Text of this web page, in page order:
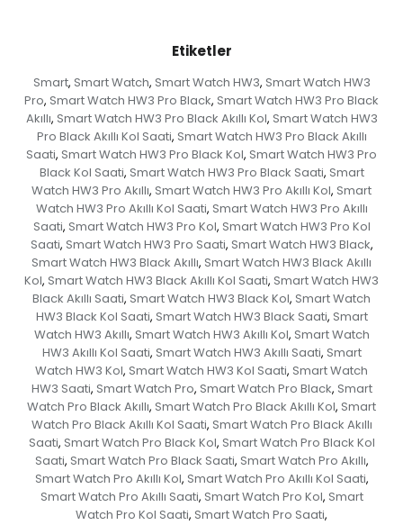
Etiketler
Smart, Smart Watch, Smart Watch HW3, Smart Watch HW3
Pro, Smart Watch HW3 Pro Black, Smart Watch HW3 Pro Black
Akıllı, Smart Watch HW3 Pro Black Akıllı Kol, Smart Watch HW3
Pro Black Akıllı Kol Saati, Smart Watch HW3 Pro Black Akıllı
Saati, Smart Watch HW3 Pro Black Kol, Smart Watch HW3 Pro
Black Kol Saati, Smart Watch HW3 Pro Black Saati, Smart
Watch HW3 Pro Akıllı, Smart Watch HW3 Pro Akıllı Kol, Smart
Watch HW3 Pro Akıllı Kol Saati, Smart Watch HW3 Pro Akıllı
Saati, Smart Watch HW3 Pro Kol, Smart Watch HW3 Pro Kol
Saati, Smart Watch HW3 Pro Saati, Smart Watch HW3 Black,
Smart Watch HW3 Black Akıllı, Smart Watch HW3 Black Akıllı
Kol, Smart Watch HW3 Black Akıllı Kol Saati, Smart Watch HW3
Black Akıllı Saati, Smart Watch HW3 Black Kol, Smart Watch
HW3 Black Kol Saati, Smart Watch HW3 Black Saati, Smart
Watch HW3 Akıllı, Smart Watch HW3 Akıllı Kol, Smart Watch
HW3 Akıllı Kol Saati, Smart Watch HW3 Akıllı Saati, Smart
Watch HW3 Kol, Smart Watch HW3 Kol Saati, Smart Watch
HW3 Saati, Smart Watch Pro, Smart Watch Pro Black, Smart
Watch Pro Black Akıllı, Smart Watch Pro Black Akıllı Kol, Smart
Watch Pro Black Akıllı Kol Saati, Smart Watch Pro Black Akıllı
Saati, Smart Watch Pro Black Kol, Smart Watch Pro Black Kol
Saati, Smart Watch Pro Black Saati, Smart Watch Pro Akıllı,
Smart Watch Pro Akıllı Kol, Smart Watch Pro Akıllı Kol Saati,
Smart Watch Pro Akıllı Saati, Smart Watch Pro Kol, Smart
Watch Pro Kol Saati, Smart Watch Pro Saati,